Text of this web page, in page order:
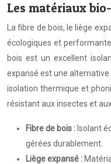
Les matériaux
La fibre de bois, le liège
écologiques et
bois est un excellent
expansé est une
isolation thermique et
résistant aux insectes et
Fibre de bois : Isolant
gérées durablement.
Liège expansé :